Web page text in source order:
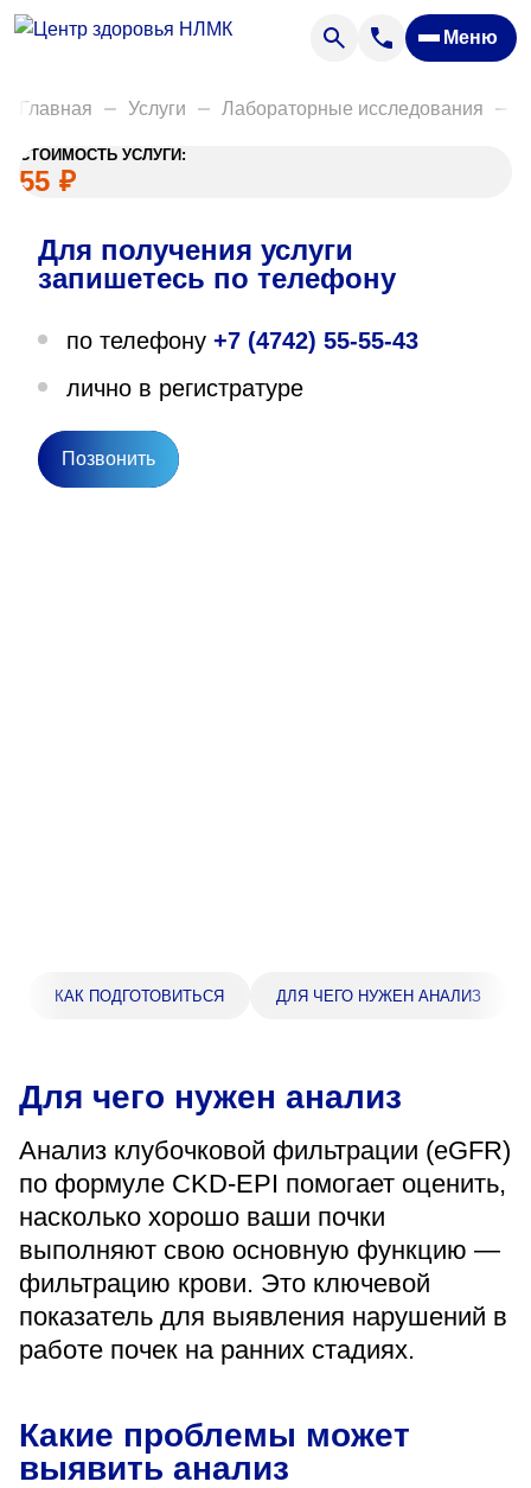
Меню
Анализы
Акции
Пациентам
Вакансии
О нас
Направления деятельности
399000, г. Липецк, Плехановское лесничество,
Ленинский лесхоз, квартал 67
Понедельник — четверг
08:00–16:45
перерыв 12:00–12:30
Пятница
08:00–15:45
перерыв 12:00–12:30
Администратор
Главная Услуги Лабораторные исследования
КАК ПОДГОТОВИТЬСЯ ДЛЯ ЧЕГО НУЖЕН АНАЛИЗ
Для чего нужен анализ
Анализ клубочковой фильтрации (eGFR)
по формуле CKD-EPI помогает оценить,
насколько хорошо ваши почки
выполняют свою основную функцию —
фильтрацию крови. Это ключевой
показатель для выявления нарушений в
работе почек на ранних стадиях.
Какие проблемы может
выявить анализ
СТОИМОСТЬ УСЛУГИ:
55 ₽
Для получения услуги
запишетесь по телефону
по телефону +7 (4742) 55-55-43
лично в регистратуре
Позвонить